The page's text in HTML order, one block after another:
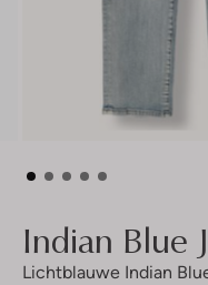
Indian Blue
Lichtblauwe Indian